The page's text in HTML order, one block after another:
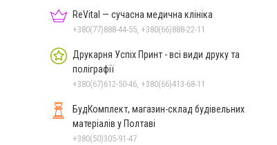
ReVital — сучасна медична клініка
+380(77)888-44-55, +380(66)888-22-11
Друкарня Успіх Принт - всі види друку та
поліграфії
+380(67)612-50-46, +380(66)413-68-11
БудКомплект, магазин-склад будівельних
матеріалів у Полтаві
+380(50)305-91-47